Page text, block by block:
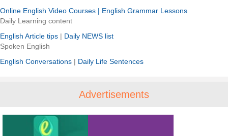
Online English Video Courses | English Grammar Lessons
Daily Learning content
English Article tips | Daily NEWS list
Spoken English
English Conversations | Daily Life Sentences
Advertisements